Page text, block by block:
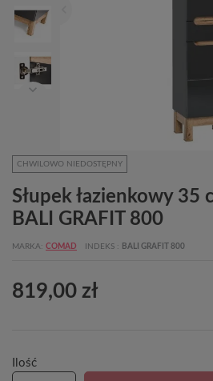
CHWILOWO NIEDOSTĘPNY
Słupek łazienkowy 35
BALI GRAFIT 800
MARKA COMAD INDEKS BALI GRAFIT 800
819,00 zł
Ilość